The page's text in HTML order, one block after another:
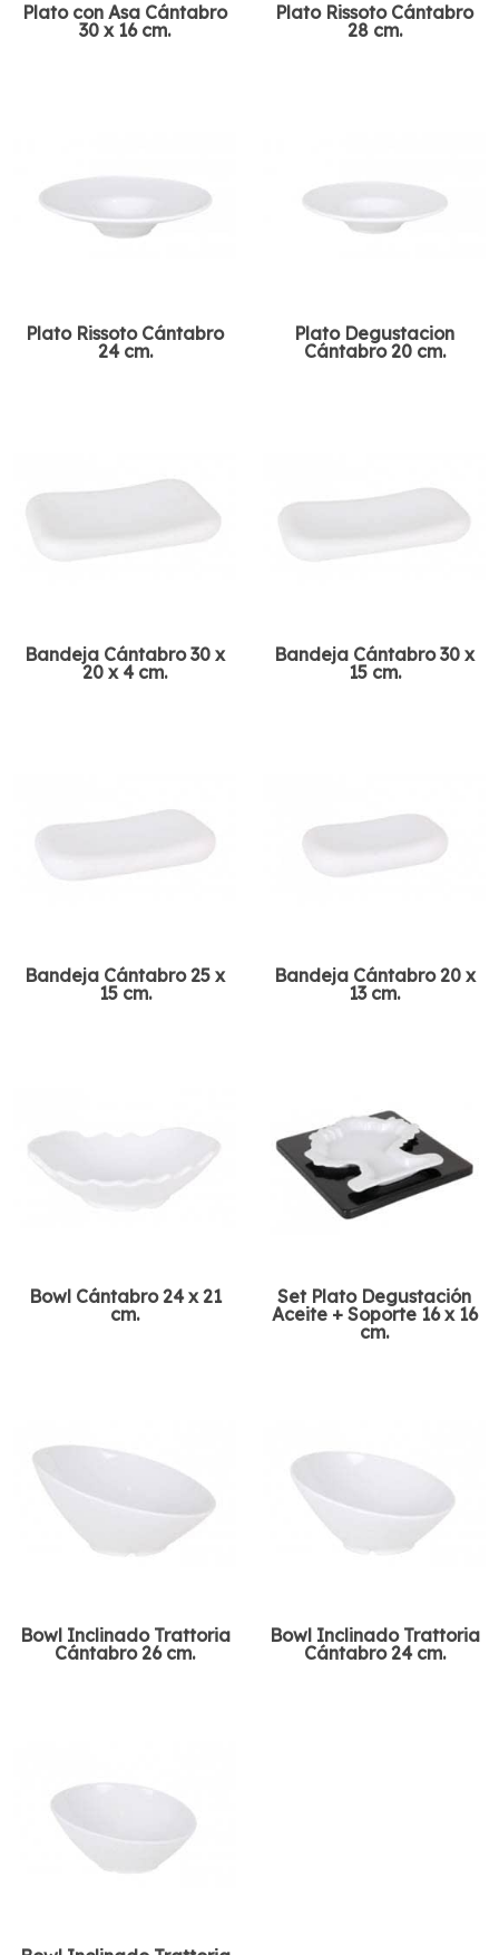
Plato con Asa Cántabro
30 x 16 cm.
Plato Rissoto Cántabro
28 cm.
Plato Rissoto Cántabro
24 cm.
Plato Degustacion
Cántabro 20 cm.
Bandeja Cántabro 30 x
20 x 4 cm.
Bandeja Cántabro 30 x
15 cm.
Bandeja Cántabro 25 x
15 cm.
Bandeja Cántabro 20 x
13 cm.
Bowl Cántabro 24 x 21
cm.
Set Plato Degustación
Aceite + Soporte 16 x 16
cm.
Bowl Inclinado Trattoria
Cántabro 26 cm.
Bowl Inclinado Trattoria
Cántabro 24 cm.